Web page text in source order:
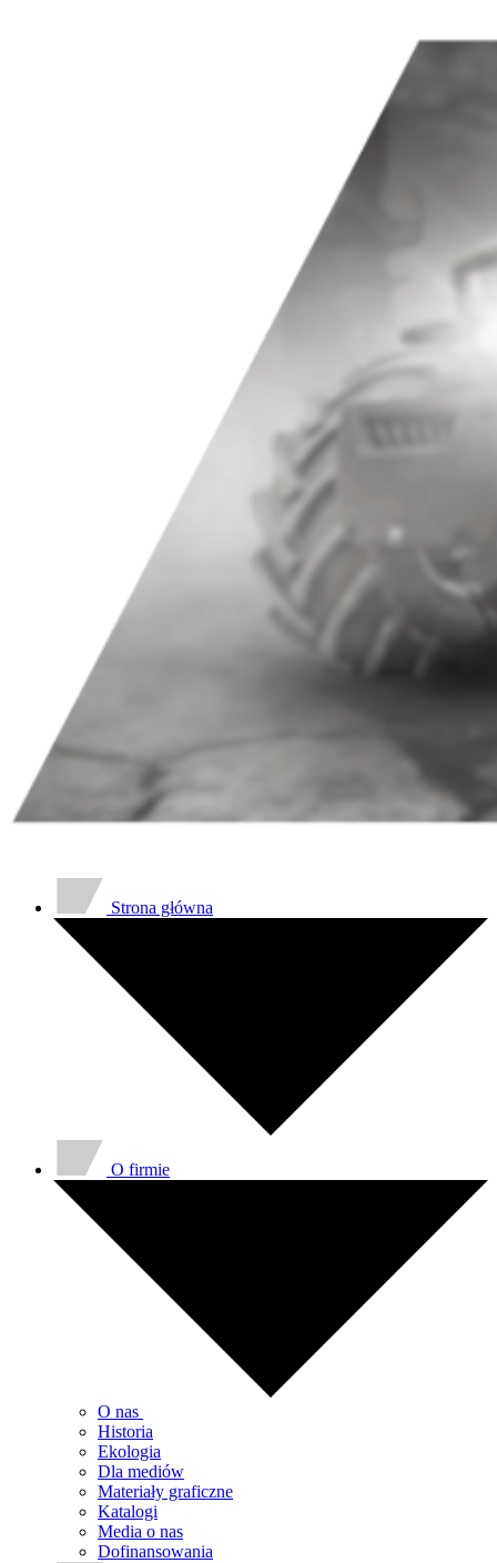
Strona główna
O firmie
O nas
Historia
Ekologia
Dla mediów
Materiały graficzne
Katalogi
Media o nas
Dofinansowania